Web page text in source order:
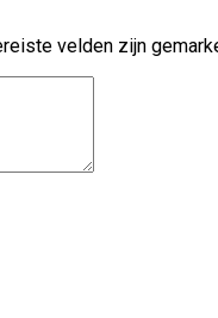
velden zijn